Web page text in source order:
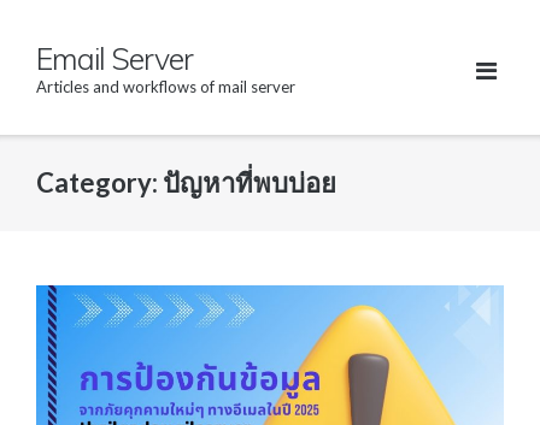
content
Email Server
Articles and workflows of mail server
Category: ปัญหาที่พบบ่อย